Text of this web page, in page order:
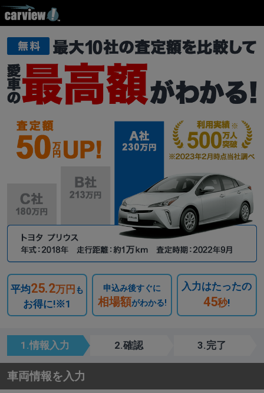
平均25.2万円 も
お得に!※1
申込み後すぐに
相場額がわかる!
入力はたったの
45秒!
1.情報入力 2.確認 3.完了
車両情報を入力